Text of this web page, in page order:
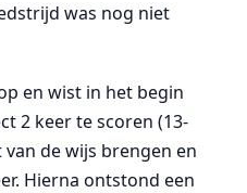
was nog niet
en wist in het begin
2 keer te scoren (13-
van de wijs brengen en
Hierna ontstond een